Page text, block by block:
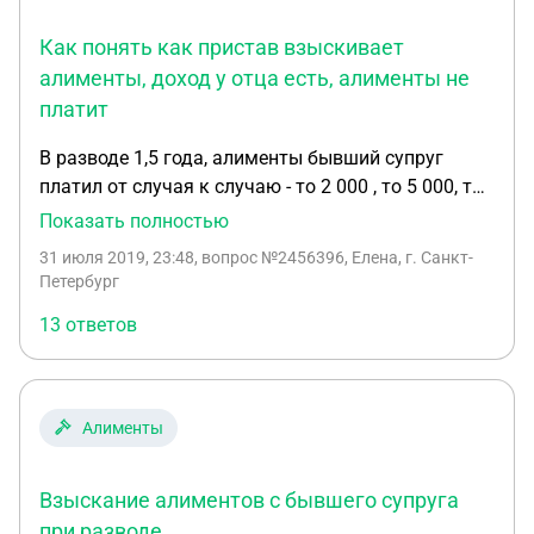
срок.Освобождает ли его от оплаты
алиментов,если он хотел оспорить свое
отцовство.
Как понять как пристав взыскивает
алименты, доход у отца есть, алименты не
платит
В разводе 1,5 года, алименты бывший супруг
платил от случая к случаю - то 2 000 , то 5 000, то
1 600 рублей, когда перестал платить подала на
от первого брака ( алименты не платит, не
мировому судье и вынесли решение в 1/6 от
дохода. Исполнительный лист отнесла приставу,
написала заявление на принятие мер и принятие
листа в исполнительное производство.
производстве. Бывший муж уволился с
Показать полностью
31 июля 2019, 23:48, вопрос №2456396, Елена, г. Санкт-
Петербург
13 ответов
Алименты
Взыскание алиментов с бывшего супруга